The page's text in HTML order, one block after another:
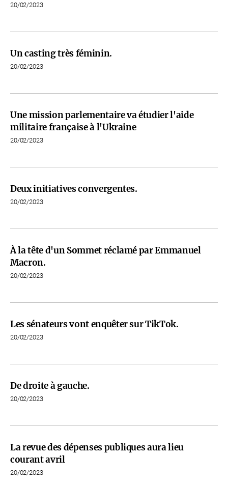
20/02/2023
Un casting très féminin.
20/02/2023
Une mission parlementaire va étudier l'aide
militaire française à l'Ukraine
20/02/2023
Deux initiatives convergentes.
20/02/2023
À la tête d'un Sommet réclamé par Emmanuel
Macron.
20/02/2023
Les sénateurs vont enquêter sur TikTok.
20/02/2023
De droite à gauche.
20/02/2023
La revue des dépenses publiques aura lieu
courant avril
20/02/2023